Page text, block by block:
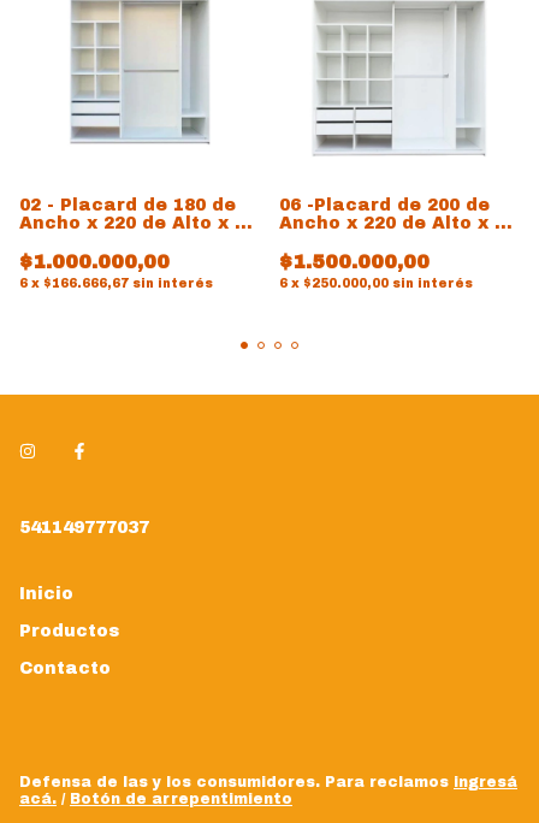
02 - Placard de 180 de
Ancho x 220 de Alto x 54
$1.000.000,00
6 x $166.666,67 sin interés
06 -Placard de 200 de
Ancho x 220 de Alto x 60
$1.500.000,00
6 x $250.000,00 sin interés
541149777037
Inicio
Productos
Contacto
Defensa de las y los consumidores. Para reclamos ingresá
acá. / Botón de arrepentimiento